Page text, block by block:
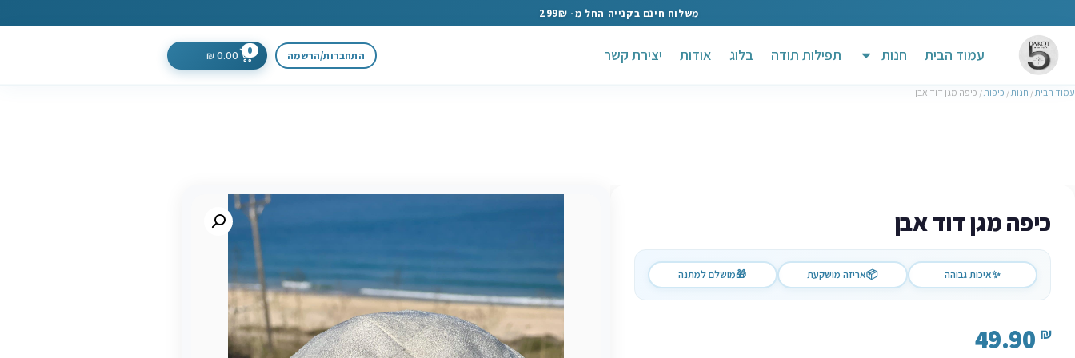
משלוח חינם בקנייה החל מ- 299₪
עמוד הבית חנות תפילות תודה בלוג אודות יצירת קשר התחברות/הרשמה 0
0.00
₪
עמוד הבית / חנות / כיפות / כיפה מגן דוד אבן
כיפה מגן דוד אבן
✨איכות גבוהה 📦אריזה מושקעת 🎁מושלם למתנה
49.90 ₪